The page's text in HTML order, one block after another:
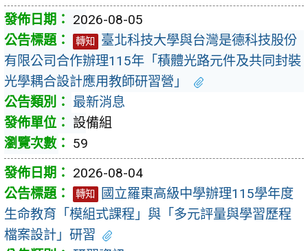
2026-08-05
轉知
臺北科技大學與台灣是德科技股份
有限公司合作辦理115年「積體光路元件及共同封裝
光學耦合設計應用教師研習營」
最新消息
設備組
59
2026-08-04
轉知
國立羅東高級中學辦理115學年度
生命教育「模組式課程」與「多元評量與學習歷程
檔案設計」研習